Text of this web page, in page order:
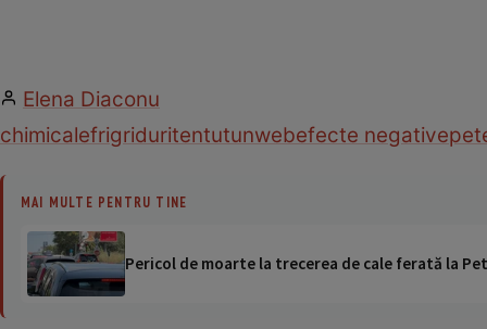
Elena Diaconu
chimicalefrigriduritentutunwebefecte negative
MAI MULTE PENTRU TINE
Pericol de moarte la trecerea de cale ferată la